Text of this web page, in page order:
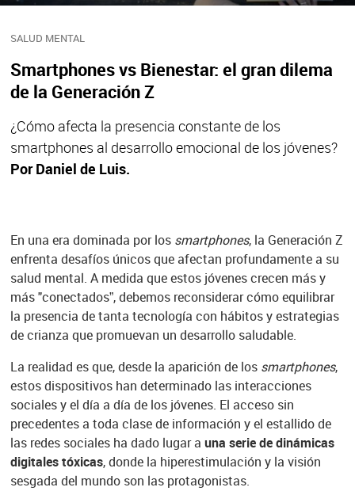
SALUD MENTAL
Smartphones vs Bienestar: el gran dilema
de la Generación Z
¿Cómo afecta la presencia constante de los
smartphones al desarrollo emocional de los jóvenes?
Por Daniel de Luis.
En una era dominada por los smartphones, la Generación Z
enfrenta desafíos únicos que afectan profundamente a su
salud mental. A medida que estos jóvenes crecen más y
más "conectados”, debemos reconsiderar cómo equilibrar
la presencia de tanta tecnología con hábitos y estrategias
de crianza que promuevan un desarrollo saludable.
La realidad es que, desde la aparición de los smartphones,
estos dispositivos han determinado las interacciones
sociales y el día a día de los jóvenes. El acceso sin
precedentes a toda clase de información y el estallido de
las redes sociales ha dado lugar a una serie de dinámicas
digitales tóxicas, donde la hiperestimulación y la visión
sesgada del mundo son las protagonistas.